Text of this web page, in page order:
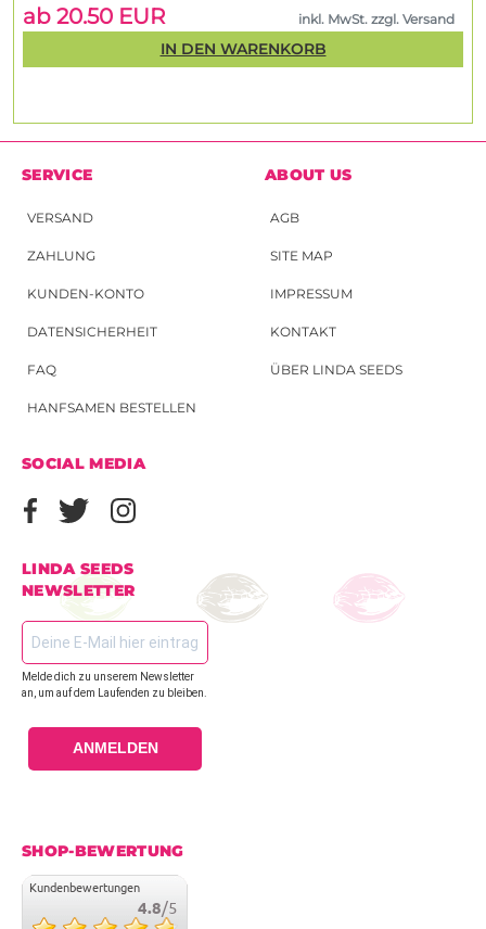
ab 20.50 EUR
inkl. MwSt. zzgl. Versand
IN DEN WARENKORB
SERVICE
VERSAND
ZAHLUNG
KUNDEN-KONTO
DATENSICHERHEIT
FAQ
HANFSAMEN BESTELLEN
ABOUT US
AGB
SITE MAP
IMPRESSUM
KONTAKT
ÜBER LINDA SEEDS
SOCIAL MEDIA
LINDA SEEDS
NEWSLETTER
Melde dich zu unserem Newsletter
an, um auf dem Laufenden zu bleiben.
ANMELDEN
SHOP-BEWERTUNG
Kundenbewertungen
4.8/5